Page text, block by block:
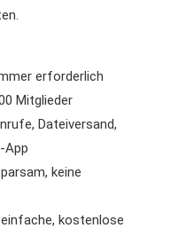
erforderlich
Mitglieder
Dateiversand,
App
keine
kostenlose